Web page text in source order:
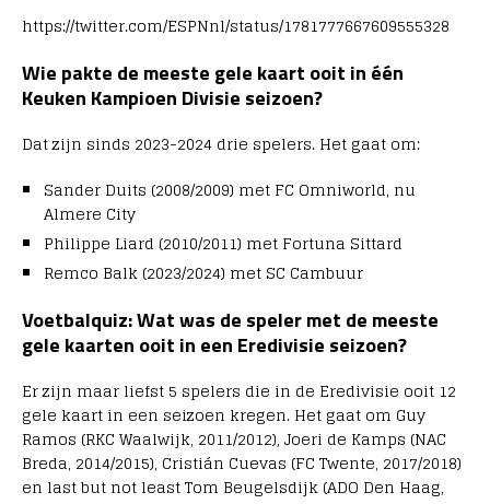
https://twitter.com/ESPNnl/status/1781777667609555328
Wie pakte de meeste gele kaart ooit in één
Keuken Kampioen Divisie seizoen?
Dat zijn sinds 2023-2024 drie spelers. Het gaat om:
Sander Duits (2008/2009) met FC Omniworld, nu
Almere City
Philippe Liard (2010/2011) met Fortuna Sittard
Remco Balk (2023/2024) met SC Cambuur
Voetbalquiz: Wat was de speler met de meeste
gele kaarten ooit in een Eredivisie seizoen?
Er zijn maar liefst 5 spelers die in de Eredivisie ooit 12
gele kaart in een seizoen kregen. Het gaat om Guy
Ramos (RKC Waalwijk, 2011/2012), Joeri de Kamps (NAC
Breda, 2014/2015), Cristián Cuevas (FC Twente, 2017/2018)
en last but not least Tom Beugelsdijk (ADO Den Haag,